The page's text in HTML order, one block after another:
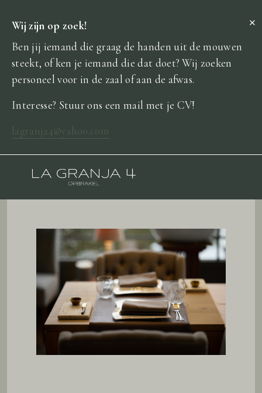
Wij zijn op zoek!
Ben jij iemand die graag de handen uit de mouwen
steekt, of ken je iemand die dat doet? Wij zoeken
personeel voor in de zaal of aan de afwas.
Interesse? Stuur ons een mail met je CV!
lagranja4@yahoo.com
×